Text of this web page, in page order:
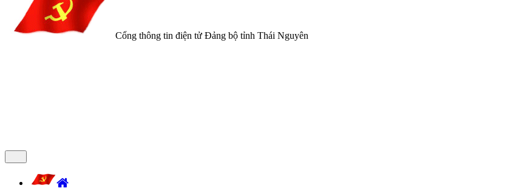
Cổng thông tin điện tử Đảng bộ tỉnh Thái Nguyên